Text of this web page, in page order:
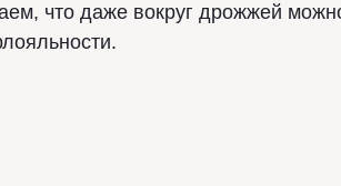
что даже вокруг дрожжей